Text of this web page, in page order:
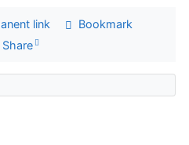
link
Bookmark
Share